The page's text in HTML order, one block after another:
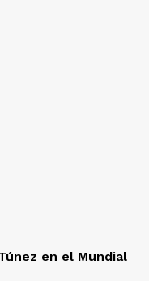
en el Mundial